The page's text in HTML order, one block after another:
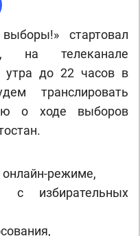
стартовал
на телеканале
утра до 22 часов в
транслировать
о ходе выборов
режиме,
с избирательных